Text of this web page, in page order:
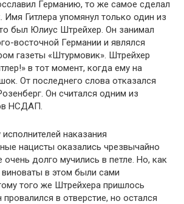
Германию, то же самое сделал
Имя Гитлера упомянул только один из
был Юлиус Штрейхер. Он занимал
восточной Германии и являлся
газеты «Штурмовик». Штрейхер
в тот момент, когда ему на
От последнего слова отказался
Он считался одним из
НСДАП.
наказания
нацисты оказались чрезвычайно
долго мучились в петле. Но, как
в этом были сами
того же Штрейхера пришлось
в отверстие, но остался